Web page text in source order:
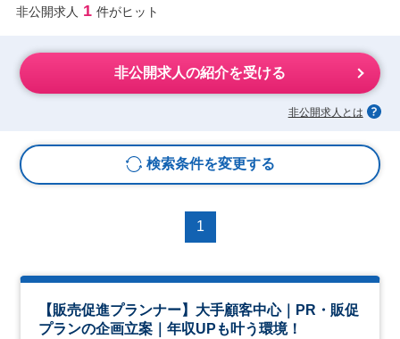
非公開求人 1 件がヒット
非公開求人の紹介を受ける
非公開求人とは
検索条件を変更する
1
【販売促進プランナー】大手顧客中心｜PR・販促
プランの企画立案｜年収UPも叶う環境！